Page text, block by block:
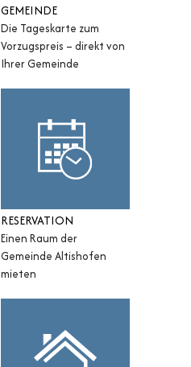
GEMEINDE
Die Tageskarte zum
Vorzugspreis – direkt von
Ihrer Gemeinde
RESERVATION
Einen Raum der
Gemeinde Altishofen
mieten